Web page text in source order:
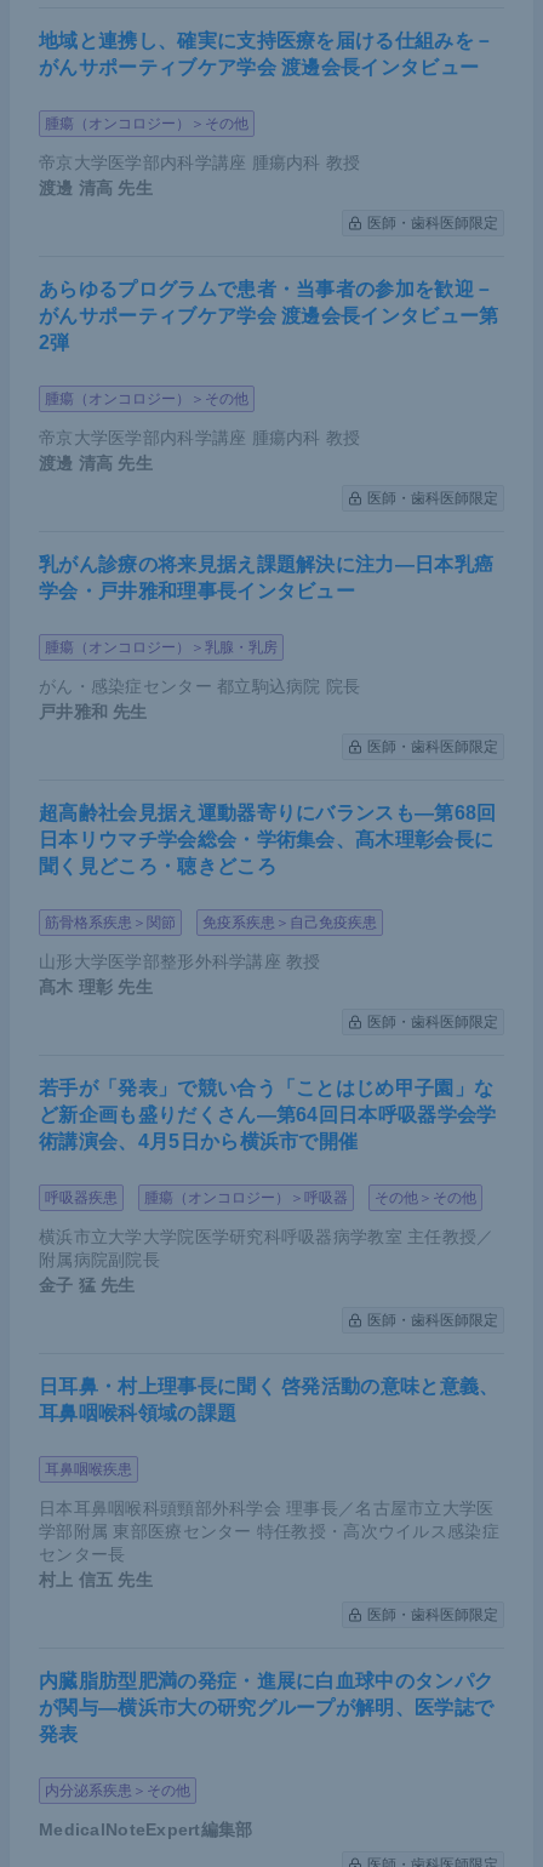
期間（OS）の全てにおいて、腎移植を受けていない
腎移植後前立腺がんに関する日本のデー
東京女子医科大学病院の飯塚 淳平先生から提供いた
だいたデータを供覧する。同院では限局性でないも
のも含め28例の移植後前立腺がんを経験している。
た移植からの期間の中央値が約140か月と、移植か
ら10年以上経過してがんが発見されていることが分
る傾向が高く、8割がPSA検査による発見だ。ただ
し、移植後の患者は病院へ来る頻度が高いというバ
イアスは考慮すべきだろう。また有意差は示されて
いないものの、移植後前立腺がんでは診断時のPSA
が10以上である割合が高い。グリソンスコアのグレ
ードも3～5と高い傾向がある。転移症例は散発がん
差をもって高い。
移植後前立腺がんは限局性であれば手術を選択する
患者の場合、尿管の走行部位が分かりにくいという
特徴がある。手術時はポートを少しグラフトから対
荒木氏講演資料（提供：東京女子医科大学病院 飯塚 淳平
氏）
腎移植後尿路上皮がんに関する各国のデ
ータ
がんの罹患率はSIR1.5で一般人口よりもやや高い。
2007年のLancetの
尿路上皮がんはシクロホスファミドの使用、鎮痛剤
腎症、アリストロキア酸含有の漢方薬による腎症へ
地域と連携し、確実に支持医療を届ける仕組みを－
がんサポーティブケア学会 渡邊会長インタビュー
腫瘍（オンコロジー）＞その他
帝京大学医学部内科学講座 腫瘍内科 教授
渡邊 清高 先生
医師・歯科医師限定
あらゆるプログラムで患者・当事者の参加を歓迎－
がんサポーティブケア学会 渡邊会長インタビュー第
2弾
腫瘍（オンコロジー）＞その他
帝京大学医学部内科学講座 腫瘍内科 教授
渡邊 清高 先生
医師・歯科医師限定
乳がん診療の将来見据え課題解決に注力―日本乳癌
学会・戸井雅和理事長インタビュー
腫瘍（オンコロジー）＞乳腺・乳房
がん・感染症センター 都立駒込病院 院長
戸井雅和 先生
医師・歯科医師限定
超高齢社会見据え運動器寄りにバランスも―第68回
日本リウマチ学会総会・学術集会、髙木理彰会長に
聞く見どころ・聴きどころ
筋骨格系疾患＞関節 免疫系疾患＞自己免疫疾患
山形大学医学部整形外科学講座 教授
髙木 理彰 先生
医師・歯科医師限定
若手が「発表」で競い合う「ことはじめ甲子園」な
ど新企画も盛りだくさん―第64回日本呼吸器学会学
術講演会、4月5日から横浜市で開催
呼吸器疾患 腫瘍（オンコロジー）＞呼吸器 その他＞その他
横浜市立大学大学院医学研究科呼吸器病学教室 主任教授／
附属病院副院長
金子 猛 先生
医師・歯科医師限定
日耳鼻・村上理事長に聞く 啓発活動の意味と意義、
耳鼻咽喉科領域の課題
耳鼻咽喉疾患
日本耳鼻咽喉科頭頸部外科学会 理事長／名古屋市立大学医
学部附属 東部医療センター 特任教授・高次ウイルス感染症
センター長
村上 信五 先生
医師・歯科医師限定
内臓脂肪型肥満の発症・進展に白血球中のタンパク
が関与―横浜市大の研究グループが解明、医学誌で
発表
内分泌系疾患＞その他
MedicalNoteExpert編集部